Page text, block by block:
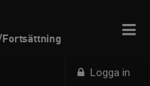
Logga in
Fortsättning